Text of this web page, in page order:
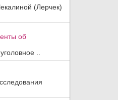
(Лерчек)
об
..